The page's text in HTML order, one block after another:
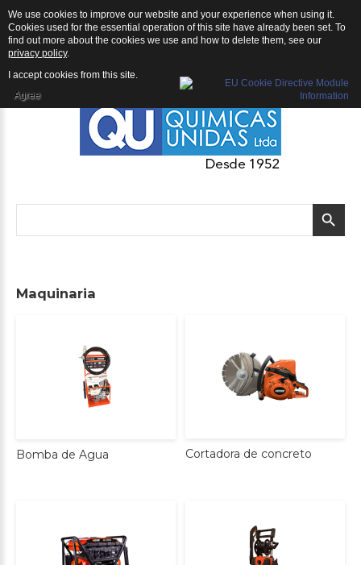
Maquinaria
Bomba de Agua Cortadora de concreto
We use cookies to improve our website and your experience when using it.
Cookies used for the essential operation of this site have already been set. To
find out more about the cookies we use and how to delete them, see our
privacy policy.
I accept cookies from this site.
Agree
QU | Productos